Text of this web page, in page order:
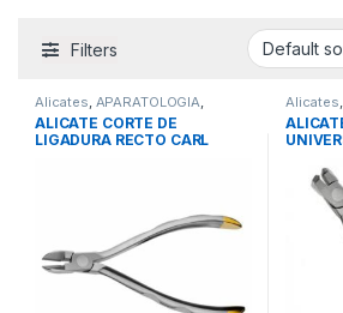
Filters
Alicates APARATOLOGIA
Instrumental
ALICATE CORTE DE
LIGADURA RECTO CARL
Alicates